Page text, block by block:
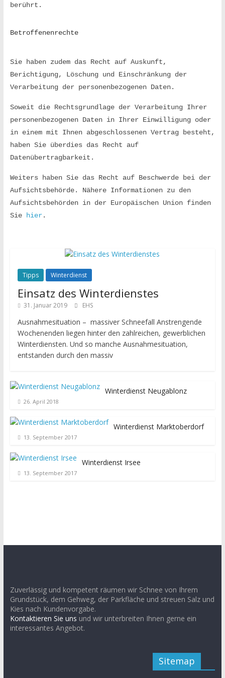
berührt.
Betroffenenrechte
Sie haben zudem das Recht auf Auskunft,
Berichtigung, Löschung und Einschränkung der
Verarbeitung der personenbezogenen Daten.
Soweit die Rechtsgrundlage der Verarbeitung Ihrer
personenbezogenen Daten in Ihrer Einwilligung oder
in einem mit Ihnen abgeschlossenen Vertrag besteht,
haben Sie überdies das Recht auf
Datenübertragbarkeit.
Weiters haben Sie das Recht auf Beschwerde bei der
Aufsichtsbehörde. Nähere Informationen zu den
Aufsichtsbehörden in der Europäischen Union finden
Sie
hier.
Tipps Winterdienst
Einsatz des Winterdienstes
31. Januar 2019 EHS
Ausnahmesituation – massiver Schneefall Anstrengende
Wochenenden liegen hinter den zahlreichen, gewerblichen
Winterdiensten. Und so manche Ausnahmesituation,
entstanden durch den massiv
Winterdienst Neugablonz
26. April 2018
Winterdienst Marktoberdorf
13. September 2017
Winterdienst Irsee
13. September 2017
Zuverlässig und kompetent räumen wir Schnee von Ihrem
Grundstück, dem Gehweg, der Parkfläche und streuen Salz und
Kies nach Kundenvorgabe.
Kontaktieren Sie uns und wir unterbreiten Ihnen gerne ein
interessantes Angebot.
Sitemap